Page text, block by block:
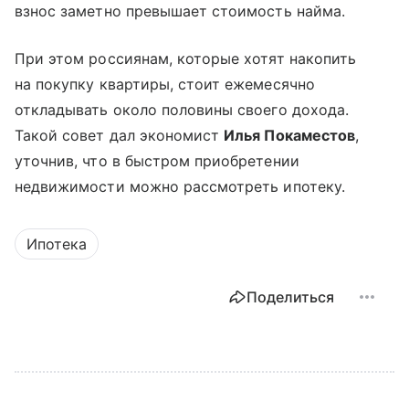
взнос заметно превышает стоимость найма.
При этом россиянам, которые хотят накопить
на покупку квартиры, стоит ежемесячно
откладывать около половины своего дохода.
Такой совет дал экономист Илья Покаместов,
уточнив, что в быстром приобретении
недвижимости можно рассмотреть ипотеку.
Ипотека
Поделиться